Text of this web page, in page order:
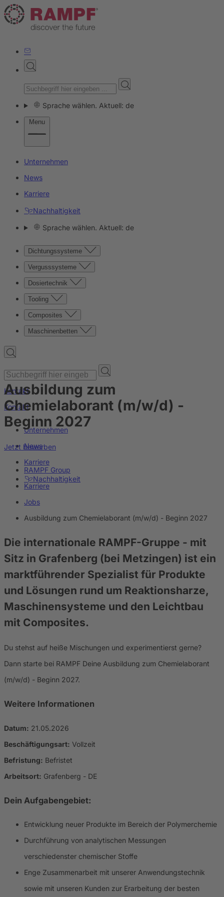
Sprache wählen. Aktuell: de
Menu
Unternehmen
News
Karriere
Nachhaltigkeit
Sprache wählen. Aktuell: de
Dichtungssysteme
Vergusssysteme
Dosiertechnik
Tooling
Composites
Maschinenbetten
Kontakt
Kontakt
Unternehmen
News
Karriere
Nachhaltigkeit
Ausbildung zum
Chemielaborant (m/w/d) -
Beginn 2027
Jetzt bewerben
RAMPF Group
Karriere
Jobs
Ausbildung zum Chemielaborant (m/w/d) - Beginn 2027
Die internationale RAMPF-Gruppe - mit
Sitz in Grafenberg (bei Metzingen) ist ein
marktführender Spezialist für Produkte
und Lösungen rund um Reaktionsharze,
Maschinensysteme und den Leichtbau
mit Composites.
Du stehst auf heiße Mischungen und experimentierst gerne?
Dann starte bei RAMPF Deine Ausbildung zum Chemielaborant
(m/w/d) - Beginn 2027.
Weitere Informationen
Datum: 21.05.2026
Beschäftigungsart: Vollzeit
Befristung: Befristet
Arbeitsort: Grafenberg - DE
Dein Aufgabengebiet:
Entwicklung neuer Produkte im Bereich der Polymerchemie
Durchführung von analytischen Messungen
verschiedenster chemischer Stoffe
Enge Zusammenarbeit mit unserer Anwendungstechnik
sowie mit unseren Kunden zur Erarbeitung der besten